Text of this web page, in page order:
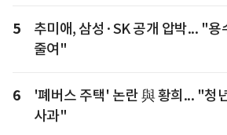
5
추미애, 삼성·SK 공개 압박... "용
줄여"
6
'폐버스 주택' 논란 與 황희... "청
사과"